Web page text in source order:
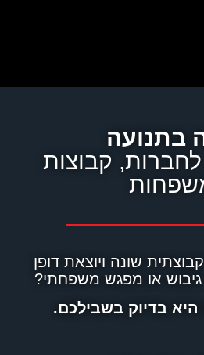
בתנועה
לחברות, קבוצות
שונה ויוצאת דופן
גיבוש או מפגש משפחתי?
היא בדיוק בשבילכם.